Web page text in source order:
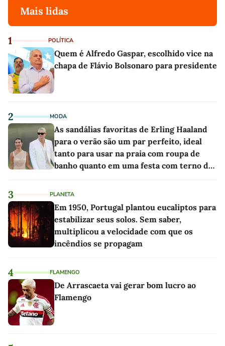
Mais lidas
1 POLÍTICA
Quem é Alfredo Gaspar, escolhido vice na
chapa de Flávio Bolsonaro para presidente
2 MODA
As sandálias favoritas de Erling Haaland
para o verão são um par perfeito, ideal
tanto para usar na praia com roupa de
banho quanto em uma festa com terno de
3 PLANETA
Em 1950, Portugal plantou eucaliptos para
estabilizar seus solos. Sem saber,
multiplicou a velocidade com que os
incêndios se propagam
4 FLAMENGO
De Arrascaeta vai gerar bom lucro ao
Flamengo